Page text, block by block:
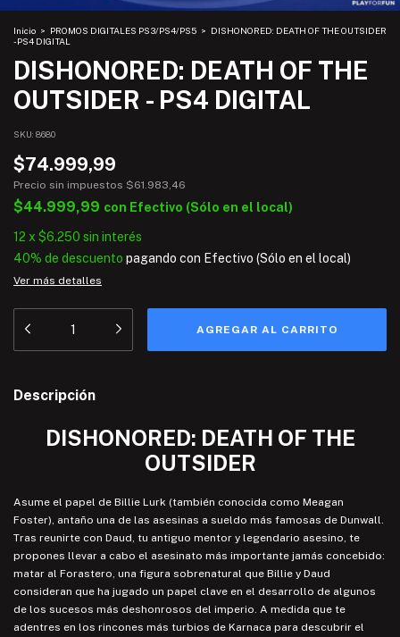
Inicio > PROMOS DIGITALES PS3/PS4/PS5 > DISHONORED: DEATH OF THE OUTSIDER
- PS4 DIGITAL
DISHONORED: DEATH OF THE
OUTSIDER - PS4 DIGITAL
SKU: 8680
$74.999,99
Precio sin impuestos $61.983,46
$44.999,99 con Efectivo (Sólo en el local)
12 x $6.250 sin interés
40% de descuento pagando con Efectivo (Sólo en el local)
Ver más detalles
Descripción
DISHONORED: DEATH OF THE
OUTSIDER
Asume el papel de Billie Lurk (también conocida como Meagan
Foster), antaño una de las asesinas a sueldo más famosas de Dunwall.
Tras reunirte con Daud, tu antiguo mentor y legendario asesino, te
propones llevar a cabo el asesinato más importante jamás concebido:
matar al Forastero, una figura sobrenatural que Billie y Daud
consideran que ha jugado un papel clave en el desarrollo de algunos
de los sucesos más deshonrosos del imperio. A medida que te
adentres en los rincones más turbios de Karnaca para descubrir el